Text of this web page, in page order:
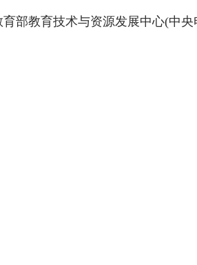
部教育技术与资源发展中心(中